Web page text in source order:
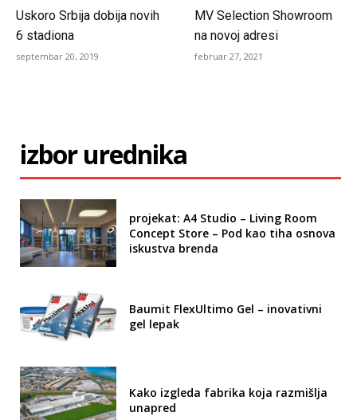
Uskoro Srbija dobija novih
6 stadiona
septembar 20, 2019
MV Selection Showroom
na novoj adresi
februar 27, 2021
izbor urednika
projekat: A4 Studio – Living Room
Concept Store – Pod kao tiha osnova
iskustva brenda
Baumit FlexUltimo Gel – inovativni
gel lepak
Kako izgleda fabrika koja razmišlja
unapred